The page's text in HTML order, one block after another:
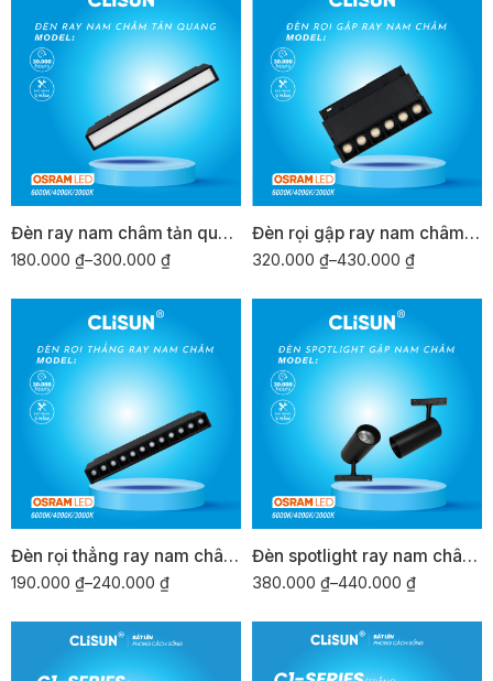
Đèn ray nam châm tản quang CLISUN RNC-TQ
180.000 ₫–300.000 ₫
Đèn rọi gập ray nam châm CLISUN RNC-RG
320.000 ₫–430.000 ₫
Đèn rọi thẳng ray nam châm CLISUN RNC-RT
190.000 ₫–240.000 ₫
Đèn spotlight ray nam châm CLISUN RNC-SP
380.000 ₫–440.000 ₫